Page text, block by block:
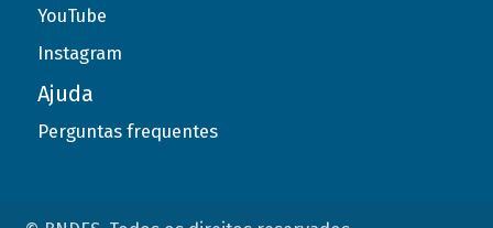
YouTube
Instagram
Ajuda
Perguntas frequentes